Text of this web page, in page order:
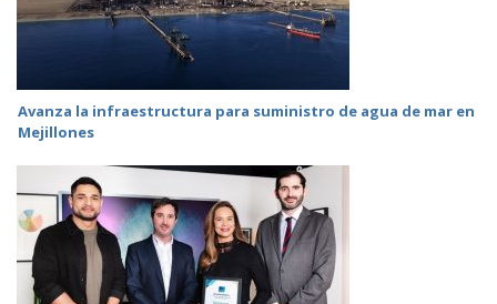
Avanza la infraestructura para suministro de agua de mar en
Mejillones